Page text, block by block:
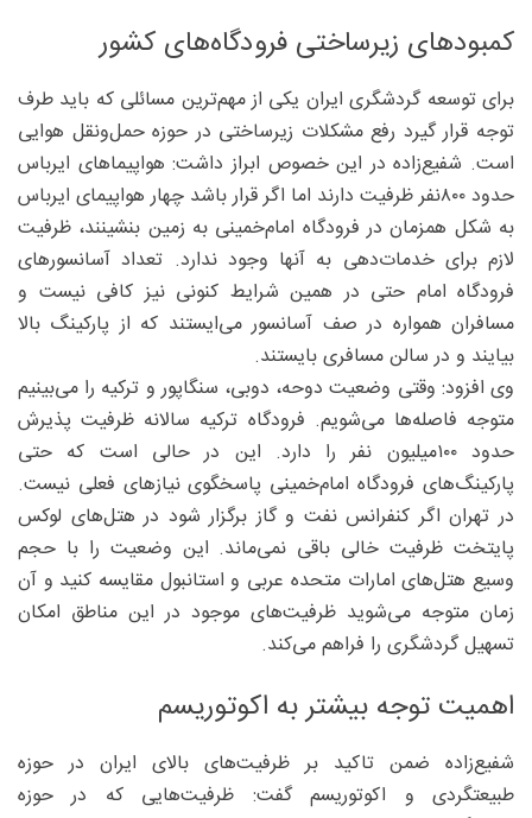
کمبود‌های زیرساختی فرودگاه‌های کشور
برای توسعه گردشگری ایران یکی از مهم‌ترین مسائلی که باید طرف
توجه قرار گیرد رفع مشکلات زیرساختی در حوزه حمل‌ونقل هوایی
است. شفیع‌زاده در این خصوص ابراز داشت: هواپیماهای ایرباس
حدود ۸۰۰نفر ظرفیت دارند اما اگر قرار باشد چهار هواپیمای ایرباس
به شکل همزمان در فرودگاه امام‌خمینی به زمین بنشینند، ظرفیت
لازم برای خدمات‌دهی به آنها وجود ندارد. تعداد آسانسورهای
فرودگاه امام حتی در همین شرایط کنونی نیز کافی نیست و
مسافران همواره در صف آسانسور می‌ایستند که از پارکینگ بالا
بیایند و در سالن مسافری بایستند.
وی افزود: وقتی وضعیت دوحه، دوبی، سنگاپور و ترکیه را می‌بینیم
متوجه فاصله‌ها می‌شویم. فرودگاه ترکیه سالانه ظرفیت پذیرش
حدود ۱۰۰‌میلیون نفر را دارد. این در حالی است که حتی
پارکینگ‌های فرودگاه امام‌خمینی پاسخگوی نیازهای فعلی نیست.
در تهران اگر کنفرانس نفت و گاز برگزار شود در هتل‌های لوکس
پایتخت ظرفیت خالی باقی نمی‌ماند. این وضعیت را با حجم
وسیع هتل‌های امارات متحده عربی و استانبول مقایسه کنید و آن
زمان متوجه می‌شوید ظرفیت‌های موجود در این مناطق امکان
تسهیل گردشگری را فراهم می‌کند.
اهمیت توجه بیشتر به اکوتوریسم
شفیع‌زاده ضمن تاکید بر ظرفیت‌های بالای ایران در حوزه
طبیعتگردی و اکوتوریسم گفت: ظرفیت‌هایی که در حوزه